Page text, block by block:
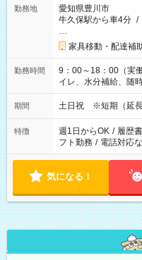
勤務地
愛知県豊川市
牛久保駅から車4分 /
…
家具移動・配達補
勤務時間
9：00～18：00（実働8時間） 【残業】なし
イレ、水分補給、随
期間 土日祝 ※短期（延長
特徴 週1日からOK / 履歴
フト勤務 / 電話対応
気になる！